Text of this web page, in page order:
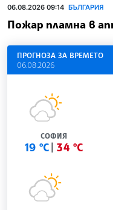
06.08.2026 09:14 БЪЛГАРИЯ
Пожар пламна в
ПРОГНОЗА ЗА ВРЕМЕТО
06.08.2026
СОФИЯ
19 °C 34 °C